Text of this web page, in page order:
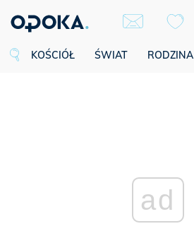
KOŚCIÓŁ ŚWIAT RODZINA
ad